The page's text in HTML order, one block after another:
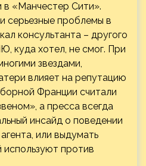
в «Манчестер Сити».
серьезные проблемы в
консультанта – другого
куда хотел, не смог. При
звездами,
влияет на репутацию
Франции считали
а пресса всегда
инсайд о поведении
или выдумать
используют против